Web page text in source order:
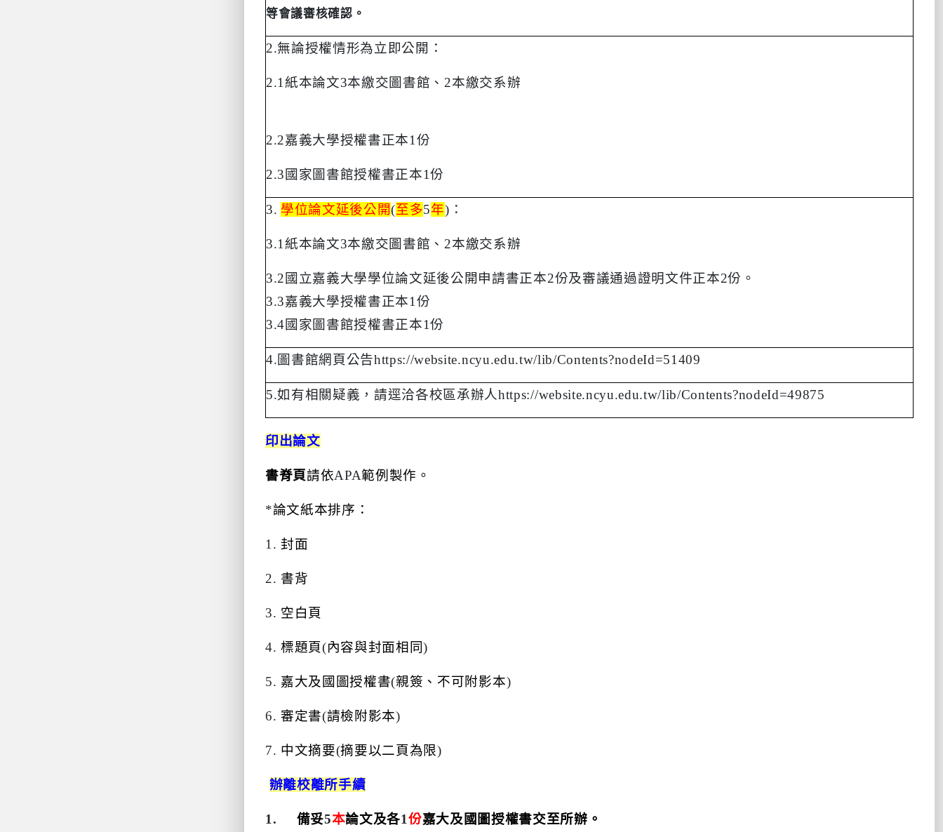
等會議審核確認。
2.無論授權情形為立即公開：
2.1紙本論文3本繳交圖書館、 2本繳交系辦
2.2嘉義大學授權書正本1 份
2.3 國家圖書館授權書正本1份
3. 學位論文延後公開(至多5年) ：
3.1紙本論文3本繳交圖書館、 2本繳交系辦
3.2 國立嘉義大學學位論文延後公開申請書正本2份及審議通過證明文件正本2份。
3.3嘉義大學授權書正本1 份
3.4國家圖書館授權書正本1份
4.圖書館網頁公告https://website.ncyu.edu.tw/lib/Contents?nodeId=51409
5.如有相關疑義，請逕洽各校區承辦人https://website.ncyu.edu.tw/lib/Contents?nodeId=49875
印出論文
書脊頁請依APA範例製作。
*論文紙本排序：
1.封面
2. 書背
3. 空白頁
4.標題頁(內容與封面相同)
5. 嘉大及國圖授權書(親簽、不可附影本)
6.審定書(請檢附影本)
7. 中文摘要(摘要以二頁為限)
辦離校離所手續
1. 備妥5本論文及各1份嘉大及國圖授權書交至所辦。